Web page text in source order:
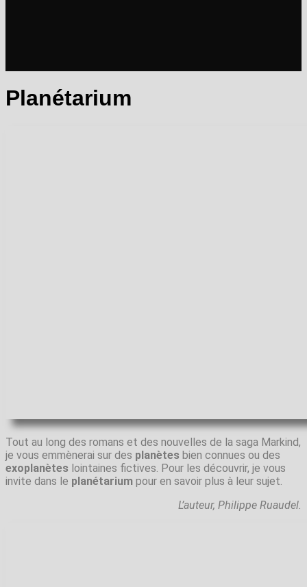
Planétarium
Tout au long des romans et des nouvelles de la saga Markind,
je vous emmènerai sur des planètes bien connues ou des
exoplanètes lointaines fictives. Pour les découvrir, je vous
invite dans le planétarium pour en savoir plus à leur sujet.
L’auteur, Philippe Ruaudel.